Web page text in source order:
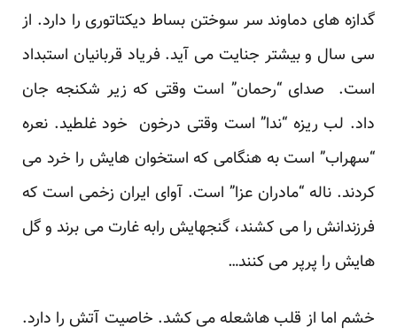
گدازه های دماوند سر سوختن بساط دیکتاتوری را دارد. از
سی سال و بیشتر جنایت می آید. فریاد قربانیان استبداد
است. صدای “رحمان” است وقتی که زیر شکنجه جان
داد. لب ریزه “ندا” است وقتی درخون خود غلطید. نعره
“سهراب” است به هنگامی که استخوان هایش را خرد می
کردند. ناله “مادران عزا” است. آوای ایران زخمی است که
فرزندانش را می کشند، گنجهایش رابه غارت می برند و گل
هایش را پرپر می کنند…
خشم اما از قلب هاشعله می کشد. خاصیت آتش را دارد.